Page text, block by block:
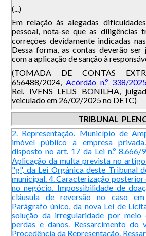
(...)
Em relação às alegadas
pessoal, nota-se que as diligências
correções devidamente indicadas
Dessa forma, as contas deverão ser
com a aplicação de sanção à
(TOMADA DE CONTAS
656488/2024, Acórdão n.º 338/
Rel. IVENS LELIS BONILHA,
veiculado em 26/02/2025 no DETC)
TRIBUNAL
2. Representação. Município de
imóvel público a empresa
disposto no art. 17 da Lei n.º 8.666/
Aplicação da multa prevista no
"g", da Lei Orgânica deste Tribunal
municipal. 4. Caracterização
no negócio. Impossibilidade de
cláusula de reversão no caso
Parágrafo único, da nova Lei de
solução da irregularidade por meio
perdas e danos. Ressarcimento do
Procedência da Representação.